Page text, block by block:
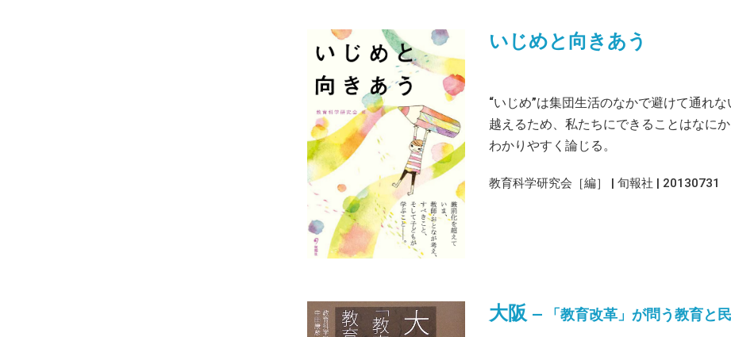
いじめと向きあう
“いじめ”は集団生活のなかで避けて通れ
越えるため、私たちにできることはなに
わかりやすく論じる。
教育科学研究会［編］ | 旬報社 | 20130731
大阪 ― 「教育改革」が問う教育と